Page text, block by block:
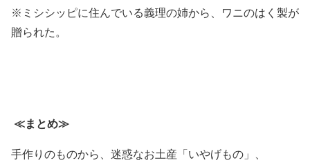
※ミシシッピに住んでいる義理の姉から、ワニのはく製が
贈られた。
≪まとめ≫
手作りのものから、迷惑なお土産「いやげもの」、